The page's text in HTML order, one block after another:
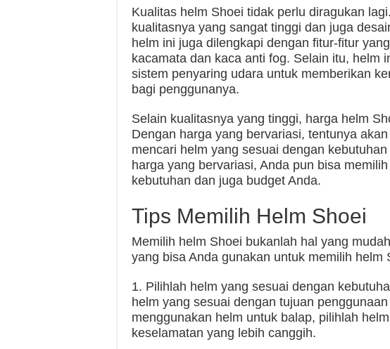
Kualitas helm Shoei tidak perlu diragukan
kualitasnya yang sangat tinggi dan juga
helm ini juga dilengkapi dengan fitur-fitur
kacamata dan kaca anti fog. Selain itu, helm
sistem penyaring udara untuk memberikan
bagi penggunanya.
Selain kualitasnya yang tinggi, harga helm
Dengan harga yang bervariasi, tentunya
mencari helm yang sesuai dengan
harga yang bervariasi, Anda pun bisa
kebutuhan dan juga budget Anda.
Tips Memilih Helm Shoei
Memilih helm Shoei bukanlah hal yang
yang bisa Anda gunakan untuk memilih helm
1. Pilihlah helm yang sesuai dengan
helm yang sesuai dengan tujuan
menggunakan helm untuk balap, pilihlah
keselamatan yang lebih canggih.